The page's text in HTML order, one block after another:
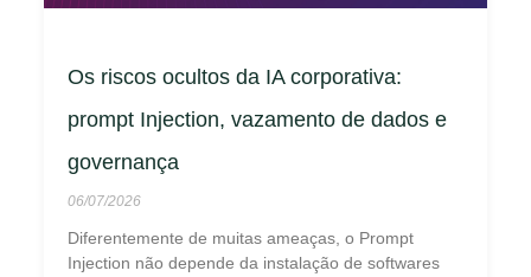
Os riscos ocultos da IA corporativa:
prompt Injection, vazamento de dados e
governança
06/07/2026
Diferentemente de muitas ameaças, o Prompt
Injection não depende da instalação de softwares